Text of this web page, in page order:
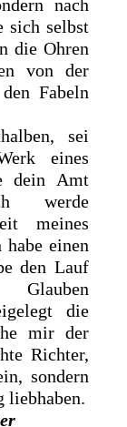
nach
sich selbst
die Ohren
von der
Fabeln
sei
eines
dein Amt
werde
meines
habe einen
den Lauf
die
mir der
Richter,
sondern
liebhaben.